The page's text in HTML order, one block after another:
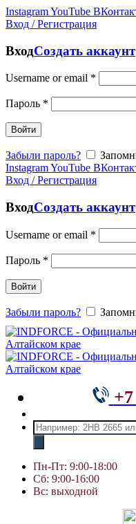
InstagramYouTube
Вход / Регистрация
ВходСоздать аккаунт
Username or email *
Пароль *
Войти
Забыли пароль?
InstagramYouTube
Вход / Регистрация
ВходСоздать аккаунт
Username or email *
Пароль *
Войти
Забыли пароль?
Поиск
товаров
Пн-Пт: 9:00-18:00
Сб: 9:00-16:00
Вс: выходной